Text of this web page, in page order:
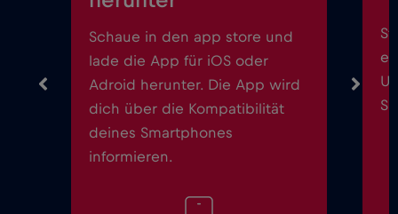
Schaue in den app store und
lade die App für iOS oder
Adroid herunter. Die App wird
dich über die Kompatibilität
deines Smartphones
informieren.